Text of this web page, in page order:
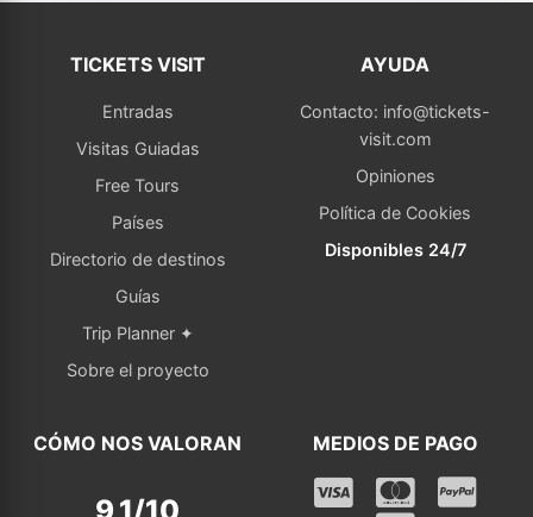
TICKETS VISIT
Entradas
Visitas Guiadas
Free Tours
Países
Directorio de destinos
Guías
Trip Planner ✦
Sobre el proyecto
AYUDA
Contacto: info@tickets-
visit.com
Opiniones
Política de Cookies
Disponibles 24/7
CÓMO NOS VALORAN MEDIOS DE PAGO